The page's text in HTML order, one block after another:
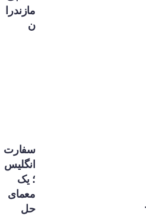
مازندرا
ن
سفارت
انگلیس
؛ یک
معمای
حل